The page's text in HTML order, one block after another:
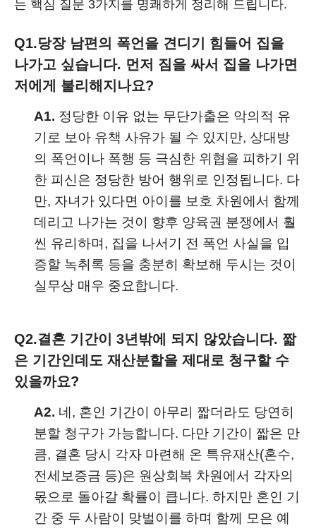
는 핵심 질문 3가지를 명쾌하게 정리해 드립니다.
Q1.당장 남편의 폭언을 견디기 힘들어 집을
나가고 싶습니다. 먼저 짐을 싸서 집을 나가면
저에게 불리해지나요?
A1. 정당한 이유 없는 무단가출은 악의적 유
기로 보아 유책 사유가 될 수 있지만, 상대방
의 폭언이나 폭행 등 극심한 위협을 피하기 위
한 피신은 정당한 방어 행위로 인정됩니다. 다
만, 자녀가 있다면 아이를 보호 차원에서 함께
데리고 나가는 것이 향후 양육권 분쟁에서 훨
씬 유리하며, 집을 나서기 전 폭언 사실을 입
증할 녹취록 등을 충분히 확보해 두시는 것이
실무상 매우 중요합니다.
Q2.결혼 기간이 3년밖에 되지 않았습니다. 짧
은 기간인데도 재산분할을 제대로 청구할 수
있을까요?
A2. 네, 혼인 기간이 아무리 짧더라도 당연히
분할 청구가 가능합니다. 다만 기간이 짧은 만
큼, 결혼 당시 각자 마련해 온 특유재산(혼수,
전세보증금 등)은 원상회복 차원에서 각자의
몫으로 돌아갈 확률이 큽니다. 하지만 혼인 기
간 중 두 사람이 맞벌이를 하며 함께 모은 예